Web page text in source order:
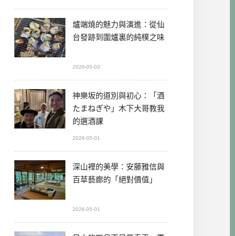
爐端燒的魅力與演進：從仙
台發跡到圍爐裏的純樸之味
2026-05-03
神樂坂的道別與初心：「酒
たまねぎや」木下大哥教我
的選酒課
2026-05-01
深山裡的美學：安藤雅信與
百草藝廊的「絕對價值」
2026-05-01